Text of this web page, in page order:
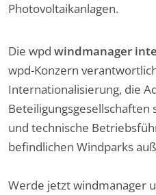
Photovoltaikanlagen.
Die wpd windmanager
wpd-Konzern
Internationalisierung, die
Beteiligungsgesellschaften
und technische
befindlichen Windparks
Werde jetzt windmanager